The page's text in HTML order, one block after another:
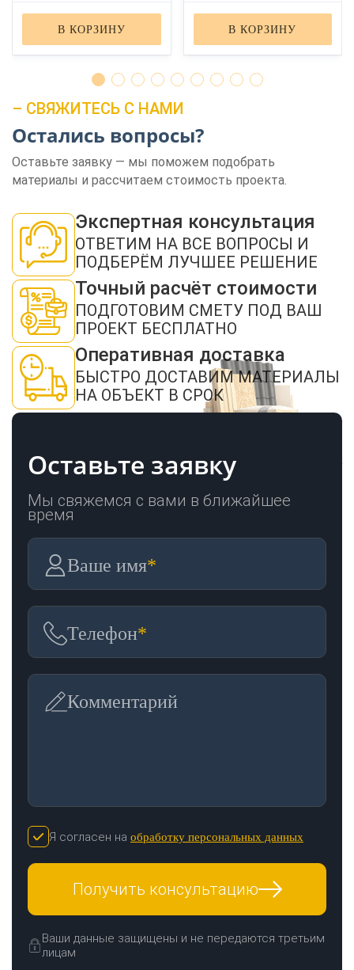
В КОРЗИНУ В КОРЗИНУ
– СВЯЖИТЕСЬ С НАМИ
Остались вопросы?
Оставьте заявку — мы поможем подобрать
материалы и рассчитаем стоимость проекта.
Экспертная консультация
ОТВЕТИМ НА ВСЕ ВОПРОСЫ И
ПОДБЕРЁМ ЛУЧШЕЕ РЕШЕНИЕ
Точный расчёт стоимости
ПОДГОТОВИМ СМЕТУ ПОД ВАШ
ПРОЕКТ БЕСПЛАТНО
Оперативная доставка
БЫСТРО ДОСТАВИМ МАТЕРИАЛЫ
НА ОБЪЕКТ В СРОК
Оставьте заявку
Мы свяжемся с вами в ближайшее
время
Ваше имя*
Телефон*
Комментарий
Я согласен на обработку персональных данных
Получить консультацию
Ваши данные защищены и не передаются третьим
лицам
ЗАКАЗАТЬ ЗВОНОК
Нажимая кнопку "Отправить", я даю своё согласие на обработку моих
персональных данных в соответствии с ФЗ от 27.07.2006 № 152-ФЗ "О
персональных данных", на условиях и для целей, определенных в
конфиденциальности